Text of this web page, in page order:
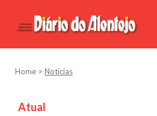
Home > Notícias
Atual